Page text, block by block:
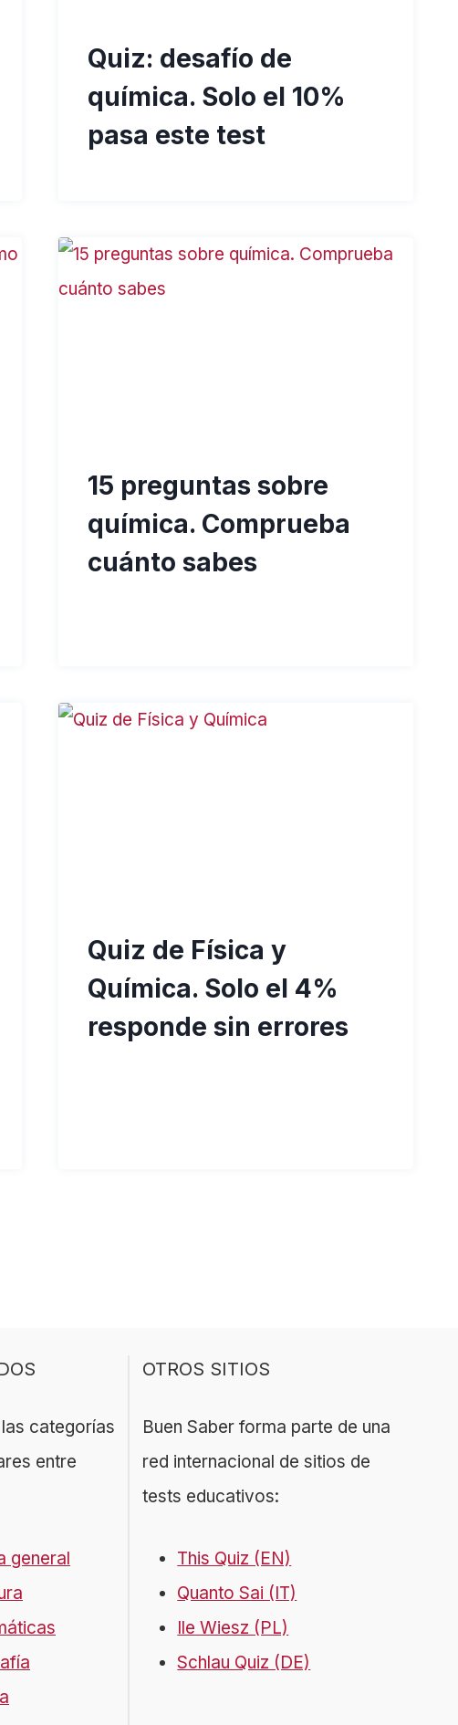
Quiz: desafío de
química. Solo el 10%
pasa este test
15 preguntas sobre
química. Comprueba
cuánto sabes
Quiz de Física y
Química. Solo el 4%
responde sin errores
categorías
entre
general
OTROS SITIOS
Buen Saber forma parte de una
red internacional de sitios de
tests educativos:
This Quiz (EN)
Quanto Sai (IT)
Ile Wiesz (PL)
Schlau Quiz (DE)